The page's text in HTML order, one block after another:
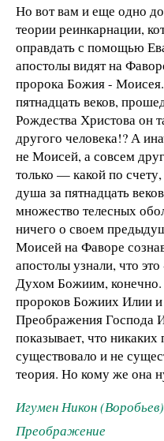
Но вот вам и еще одно
теории реинкарнации,
оправдать с помощью
апостолы видят на
пророка Божия - Моисея.
пятнадцать веков,
Рождества Христова он
другого человека!? А
не Моисей, а совсем
только — какой по
душа за пятнадцать
множество телесных
ничего о своем
Моисей на Фаворе
апостолы узнали, что
Духом Божиим, конечно.
пророков Божиих Илии
Преображения Господа
показывает, что
существовало и не
теория. Но кому же она
Игумен Никон (Воробьев)
Преображение